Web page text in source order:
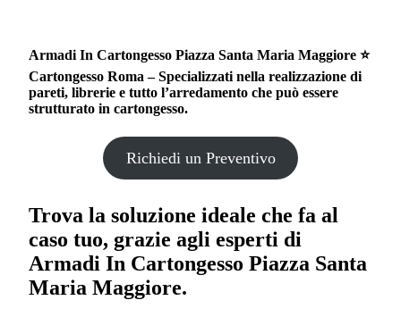
Armadi In Cartongesso Piazza Santa Maria Maggiore ⭐
Cartongesso Roma – Specializzati nella realizzazione di
pareti, librerie e tutto l’arredamento che può essere
strutturato in cartongesso.
Richiedi un Preventivo
Trova la soluzione ideale che fa al
caso tuo, grazie agli esperti di
Armadi In Cartongesso Piazza Santa
Maria Maggiore.